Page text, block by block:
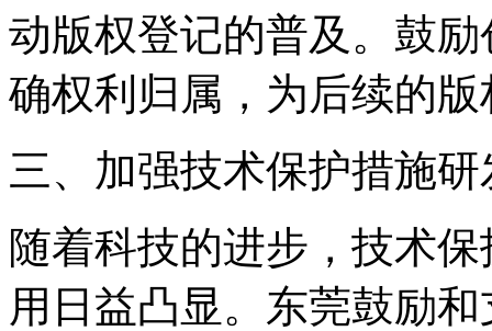
动版权登记的普及。鼓
确权利归属，为后续的
三、加强技术保护措施研
随着科技的进步，技术
用日益凸显。东莞鼓励